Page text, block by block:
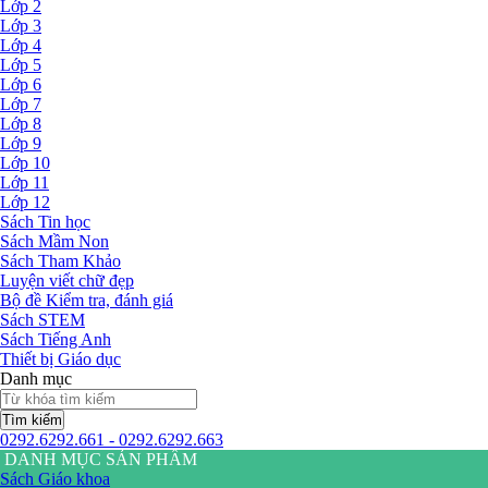
Lớp 2
Lớp 3
Lớp 4
Lớp 5
Lớp 6
Lớp 7
Lớp 8
Lớp 9
Lớp 10
Lớp 11
Lớp 12
Sách Tin học
Sách Mầm Non
Sách Tham Khảo
Luyện viết chữ đẹp
Bộ đề Kiểm tra, đánh giá
Sách STEM
Sách Tiếng Anh
Thiết bị Giáo dục
Danh mục
Tìm kiếm
0292.6292.661 - 0292.6292.663
DANH MỤC SẢN PHẨM
Sách Giáo khoa